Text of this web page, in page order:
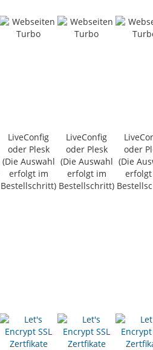
LiveConfig
oder Plesk
(Die Auswahl
erfolgt im
Bestellschritt)
LiveConfig
oder Plesk
(Die Auswahl
erfolgt im
Bestellschritt)
oder
(Die